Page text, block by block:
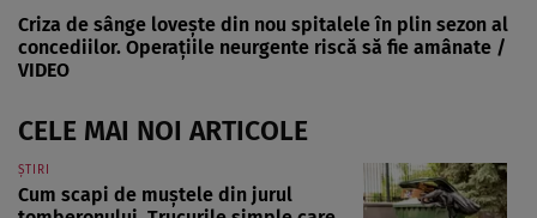
Criza de sânge lovește din nou spitalele în plin sezon al
concediilor. Operațiile neurgente riscă să fie amânate /
VIDEO
CELE MAI NOI ARTICOLE
ȘTIRI
Cum scapi de muștele din jurul